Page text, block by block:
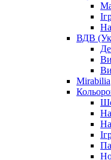
На
ВДВ
Mirabilia